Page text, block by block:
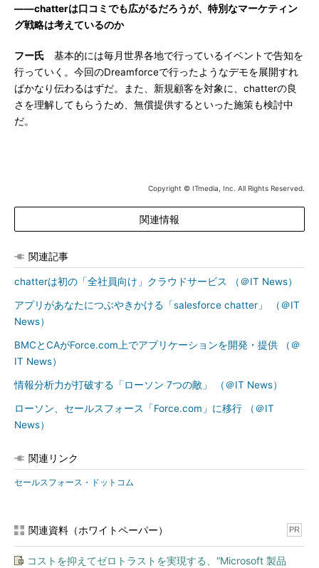
――chatterは口コミでも広がるだろうが、特別なマーケティン
グ戦略は考えているのか
フー氏 基本的には毎月世界各地で行っているイベントで告知を
行っていく。今回のDreamforceで行ったようなデモを展開すれ
ばかなり伝わるはずだ。また、新規顧客を対象に、chatterの良
さを理解してもらうため、無償提供するといった施策も検討中
だ。
Copyright © ITmedia, Inc. All Rights Reserved.
関連情報
関連記事
chatterは初の「全社員向け」クラウドサービス （＠IT News）
アプリがあなたにつぶやきかける「salesforce chatter」 （＠IT
News）
BMCとCAがForce.com上でアプリケーションを開発・提供 （＠
IT News）
情報分析力が打破する「ローソン 7つの敵」 （＠IT News）
ローソン、セールスフォース「Force.com」に移行 （＠IT
News）
関連リンク
セールスフォース・ドットコム
関連資料（ホワイトペーパー） PR
コストを抑えてゼロトラストを実現する、“Microsoft 製品